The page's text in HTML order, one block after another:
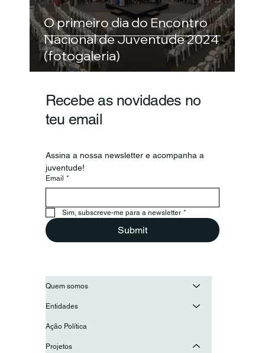
O primeiro dia do Encontro
Nacional de Juventude 2024
(fotogaleria)
Recebe as novidades no
teu email
Assina a nossa newsletter e acompanha a
juventude!
Email *
Sim, subscreve-me para a newsletter *
Submit
Quem somos
Entidades
Ação Política
Projetos